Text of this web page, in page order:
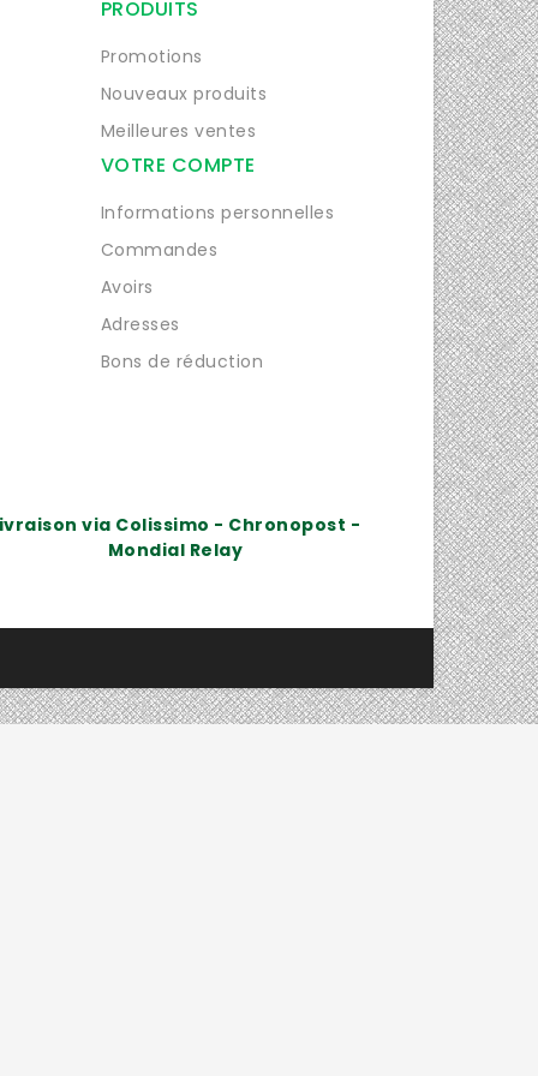
PRODUITS
Promotions
Nouveaux produits
Meilleures ventes
VOTRE COMPTE
Informations personnelles
Commandes
Avoirs
Adresses
Bons de réduction
via Colissimo - Chronopost -
Mondial Relay